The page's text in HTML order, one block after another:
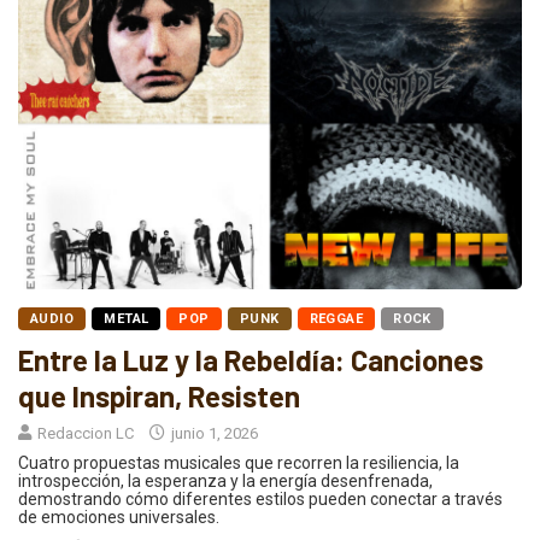
AUDIO METAL POP PUNK REGGAE ROCK
Entre la Luz y la Rebeldía: Canciones
que Inspiran, Resisten
Redaccion LC junio 1, 2026
Cuatro propuestas musicales que recorren la resiliencia, la
introspección, la esperanza y la energía desenfrenada,
demostrando cómo diferentes estilos pueden conectar a través
de emociones universales.